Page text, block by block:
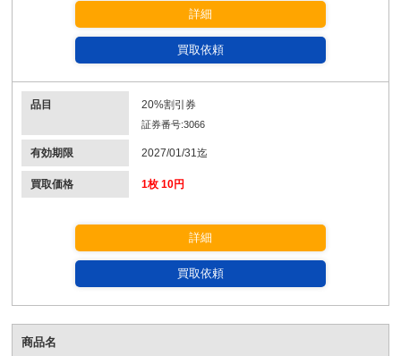
詳細
買取依頼
品目 20%割引券
証券番号:3066
有効期限 2027/01/31迄
買取価格 1枚 10円
詳細
買取依頼
商品名